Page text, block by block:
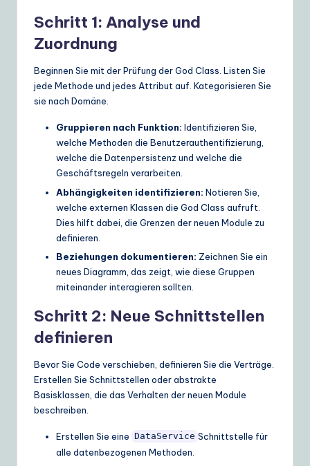
Schritt 1: Analyse und
Zuordnung
Beginnen Sie mit der Prüfung der God Class. Listen Sie
jede Methode und jedes Attribut auf. Kategorisieren Sie
sie nach Domäne.
Gruppieren nach Funktion: Identifizieren Sie,
welche Methoden die Benutzerauthentifizierung,
welche die Datenpersistenz und welche die
Geschäftsregeln verarbeiten.
Abhängigkeiten identifizieren: Notieren Sie,
welche externen Klassen die God Class aufruft.
Dies hilft dabei, die Grenzen der neuen Module zu
definieren.
Beziehungen dokumentieren: Zeichnen Sie ein
neues Diagramm, das zeigt, wie diese Gruppen
miteinander interagieren sollten.
Schritt 2: Neue Schnittstellen
definieren
Bevor Sie Code verschieben, definieren Sie die Verträge.
Erstellen Sie Schnittstellen oder abstrakte
Basisklassen, die das Verhalten der neuen Module
beschreiben.
Erstellen Sie eine DataService Schnittstelle für
alle datenbezogenen Methoden.